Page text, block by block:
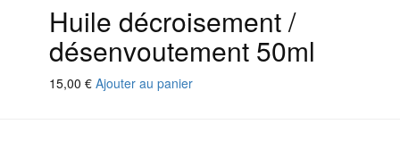
Huile décroisement /
désenvoutement 50ml
15,00 € Ajouter au panier